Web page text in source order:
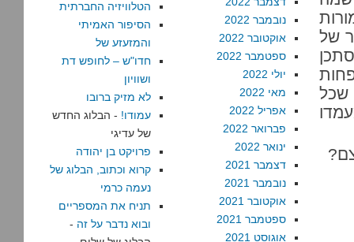
של
שכל
נובמבר 2022
אוקטובר 2022
ספטמבר 2022
יולי 2022
מאי 2022
אפריל 2022
פברואר 2022
ינואר 2022
דצמבר 2021
נובמבר 2021
אוקטובר 2021
ספטמבר 2021
אוגוסט 2021
הטלוויזיה החברתית
הסיפור האמיתי
והמזעזע של
חדו"ש – לחופש דת
ושוויון
לא מזיק ברובו
עמודו! - הבלוג החדש
של עדיגי
פרויקט בן יהודה
קרוא וכתוב, הבלוג של
נעמה כרמי
תניח את המספריים
ובוא נדבר על זה -